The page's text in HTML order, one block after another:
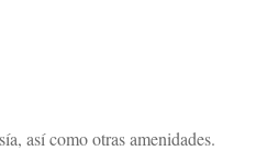
así como otras amenidades.